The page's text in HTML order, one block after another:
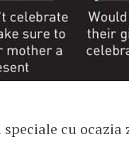
speciale cu